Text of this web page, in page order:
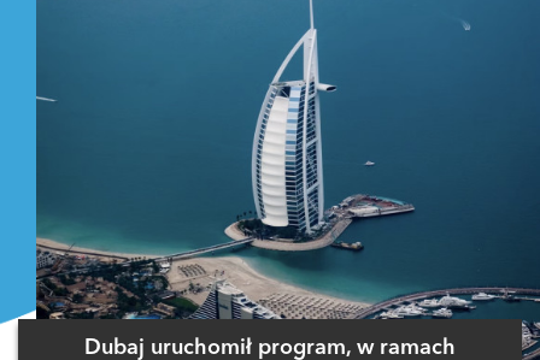
Dubaj uruchomił program, w ramach